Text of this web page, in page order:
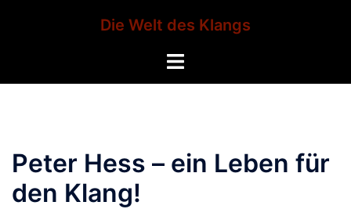
Die Welt des Klangs
Menü
Peter Hess – ein Leben für
den Klang!